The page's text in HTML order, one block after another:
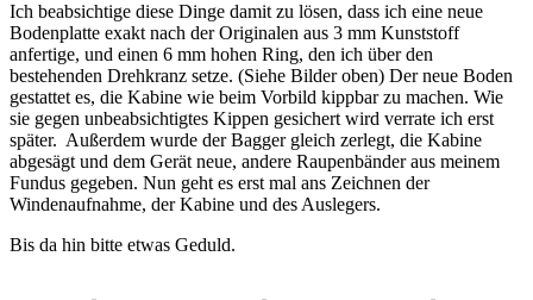
Ich beabsichtige diese Dinge damit zu lösen, dass ich eine neue
Bodenplatte exakt nach der Originalen aus 3 mm Kunststoff
anfertige, und einen 6 mm hohen Ring, den ich über den
bestehenden Drehkranz setze. (Siehe Bilder oben) Der neue Boden
gestattet es, die Kabine wie beim Vorbild kippbar zu machen. Wie
sie gegen unbeabsichtigtes Kippen gesichert wird verrate ich erst
später. Außerdem wurde der Bagger gleich zerlegt, die Kabine
abgesägt und dem Gerät neue, andere Raupenbänder aus meinem
Fundus gegeben. Nun geht es erst mal ans Zeichnen der
Windenaufnahme, der Kabine und des Auslegers.
Bis da hin bitte etwas Geduld.